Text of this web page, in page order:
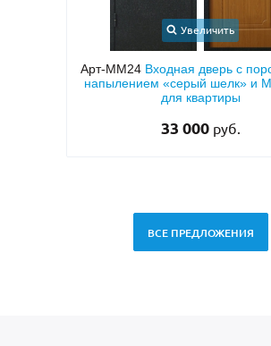
Увеличить
Арт-ММ24Входная дверь с порошковым
напылением «серый шелк» и МДФ ПВХ
для квартиры
33 000руб.
ВСЕ ПРЕДЛОЖЕНИЯ